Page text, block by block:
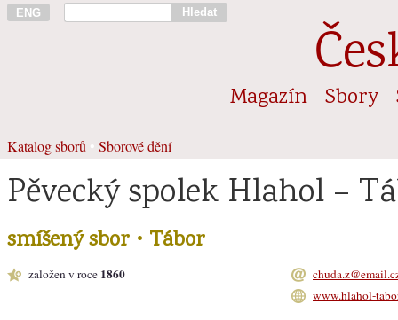
ENG Hledat
Magazín Sbory
Katalog sborů Sborové dění
Pěvecký spolek Hlahol –
smíšený sbor • Tábor
založen v roce 1860
www.hlahol-